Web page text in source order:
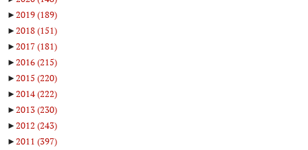
►2019(189)
►2018(151)
►2017(181)
►2016(215)
►2015 (220)
►2014(222)
►2013(230)
►2012 (243)
►2011 (397)